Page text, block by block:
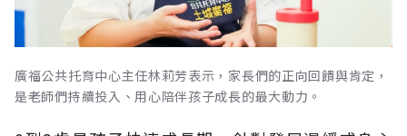
廣福公共托育中心主任林莉芳表示，家長們的正向回饋與肯定，
是老師們持續投入、用心陪伴孩子成長的最大動力。